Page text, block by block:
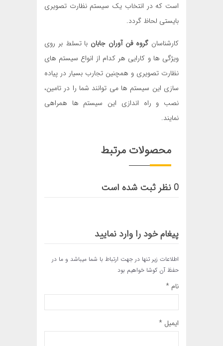
است که در انتخاب یک سیستم نظارت تصویری
بایستی لحاظ گردد.
کارشناسان گروه فن آوران جابان با تسلط بر روی
ویژگی ها و کارایی هر کدام از انواع سیستم های
نظارت تصویری و همچنین تجارب بسیار در پیاده
سازی این سیستم ها می توانند شما را در تامین،
نصب و راه اندازی این سیستم ها همراهی
نمایند.
محصولات مرتبط
0 نظر ثبت شده است
پیغام خود را وارد نمایید
اطلاعات زیر تنها در جهت ارتباط با شما میباشد و ما در
حفظ آن کوشا خواهیم بود
نام *
ایمیل *